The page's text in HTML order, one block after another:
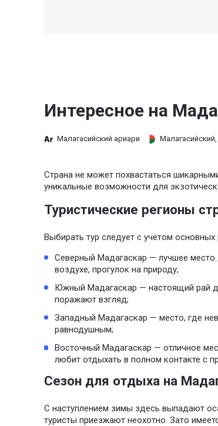
Интересное на
Малагасийский ариари
Страна не может похвастаться
уникальные возможности для
Туристические регионы
Выбирать тур следует с учетом основных
Северный Мадагаскар — лучшее место
воздухе, прогулок на природу;
Южный Мадагаскар — настоящий рай
поражают взгляд;
Западный Мадагаскар — место, где
равнодушным;
Восточный Мадагаскар — отличное
любит отдыхать в полном контакте с
Сезон для отдыха на
С наступлением зимы здесь выпадают
туристы приезжают неохотно. Зато